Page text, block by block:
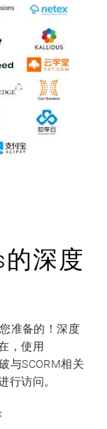
深度
准备的！深度
，使用
与SCORM相关
行访问。